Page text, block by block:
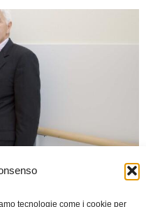
tecnologie come i cookie per
tra i protagonisti della cosmologia